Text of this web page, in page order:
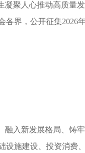
凝聚人心推动高质量
界，公开征集2026
融入新发展格局、铸
设施建设、投资消